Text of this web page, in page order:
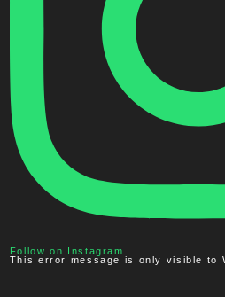
Follow on Instagram
This error message is only visible to